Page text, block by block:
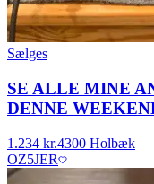
Sælges
SE ALLE MINE
DENNE
1.234 kr.4300 Holbæk
OZ5JER